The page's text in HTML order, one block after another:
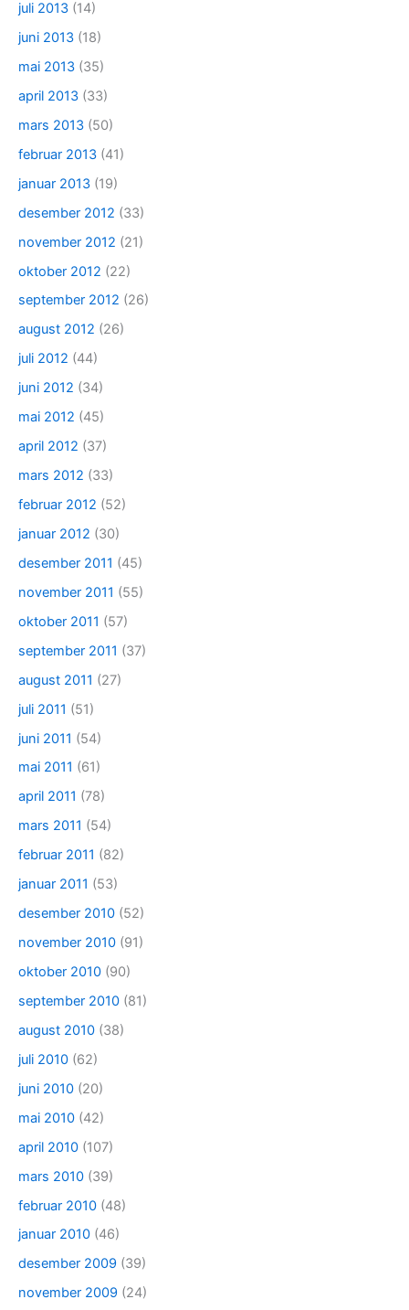
juli 2013 (14)
juni 2013 (18)
mai 2013 (35)
april 2013 (33)
mars 2013 (50)
februar 2013 (41)
januar 2013 (19)
desember 2012 (33)
november 2012 (21)
oktober 2012 (22)
september 2012 (26)
august 2012 (26)
juli 2012 (44)
juni 2012 (34)
mai 2012 (45)
april 2012 (37)
mars 2012 (33)
februar 2012 (52)
januar 2012 (30)
desember 2011 (45)
november 2011 (55)
oktober 2011 (57)
september 2011 (37)
august 2011 (27)
juli 2011 (51)
juni 2011 (54)
mai 2011 (61)
april 2011 (78)
mars 2011 (54)
februar 2011 (82)
januar 2011 (53)
desember 2010 (52)
november 2010 (91)
oktober 2010 (90)
september 2010 (81)
august 2010 (38)
juli 2010 (62)
juni 2010 (20)
mai 2010 (42)
april 2010 (107)
mars 2010 (39)
februar 2010 (48)
januar 2010 (46)
desember 2009 (39)
november 2009 (24)